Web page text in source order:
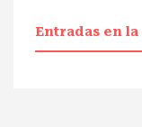
Entradas en la